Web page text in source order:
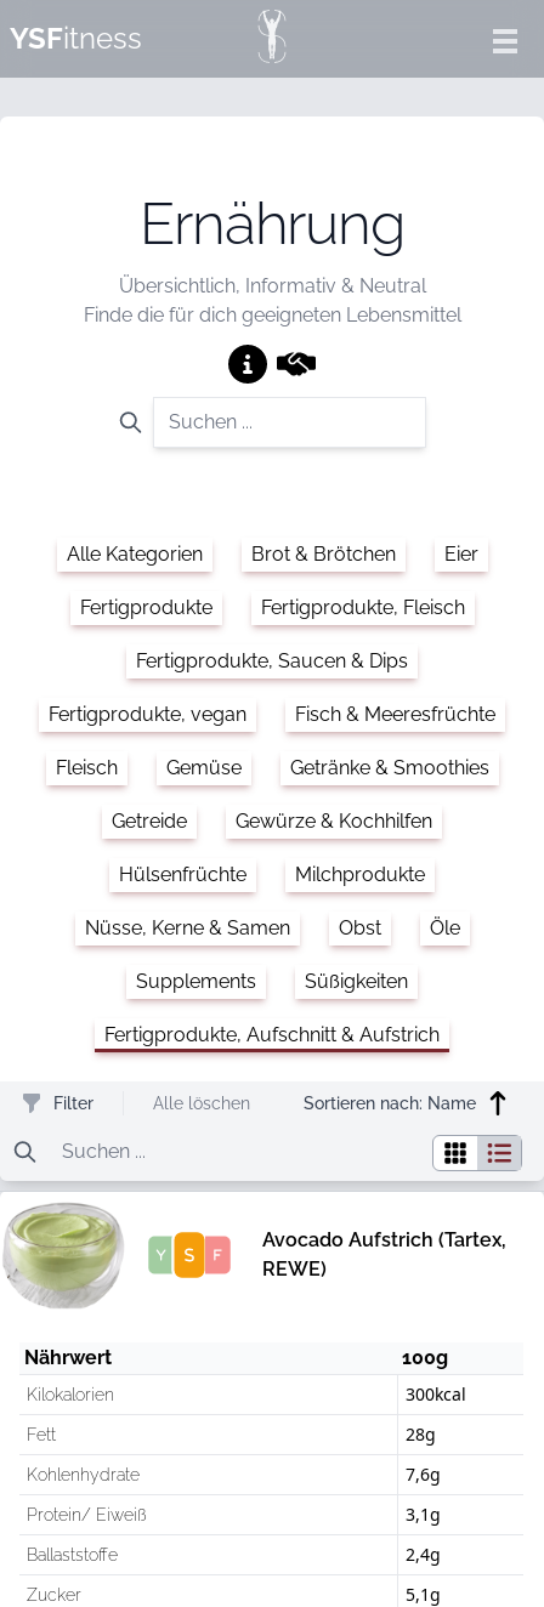
YSFitness
Ernährung
Übersichtlich, Informativ & Neutral
Finde die für dich geeigneten Lebensmittel
Alle Kategorien Brot & Brötchen Eier
Fertigprodukte Fertigprodukte, Fleisch
Fertigprodukte, Saucen & Dips
Fertigprodukte, vegan Fisch & Meeresfrüchte
Fleisch Gemüse Getränke & Smoothies
Getreide Gewürze & Kochhilfen
Hülsenfrüchte Milchprodukte
Nüsse, Kerne & Samen Obst Öle
Supplements Süßigkeiten
Fertigprodukte, Aufschnitt & Aufstrich
Filter Alle löschen Sortieren nach: Name
Score
Avocado Aufstrich (Tartex,
REWE)
Nährwert 100g
Kilokalorien 300kcal
Fett 28g
Kohlenhydrate 7,6g
Protein/ Eiweiß 3,1g
Ballaststoffe 2,4g
Zucker 5,1g